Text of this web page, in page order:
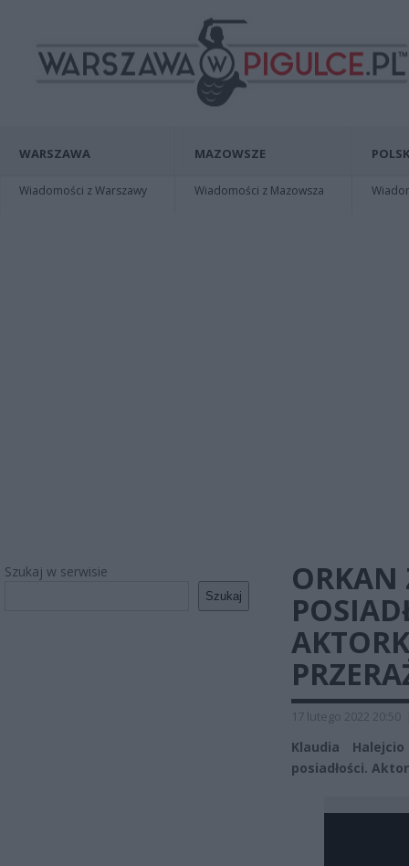
WARSZAWA
Wiadomości z Warszawy
MAZOWSZE
Wiadomości z Mazowsza
Szukaj w serwisie
Szukaj
ORKAN
17 lutego 2022 20:50
Klaudia
posiadłości.